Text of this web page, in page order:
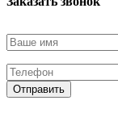
Отправить